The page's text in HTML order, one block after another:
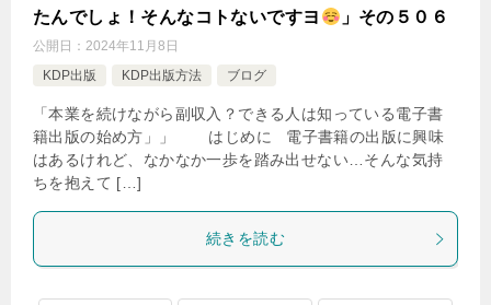
たんでしょ！そんなコトないですヨ
」その５０６
公開日： 2024年11月8日
KDP出版
KDP出版方法 ブログ
「本業を続けながら副収入？できる人は知っている電子書
籍出版の始め方」」 はじめに 電子書籍の出版に興味
はあるけれど、なかなか一歩を踏み出せない…そんな気持
ちを抱えて […]
続きを読む